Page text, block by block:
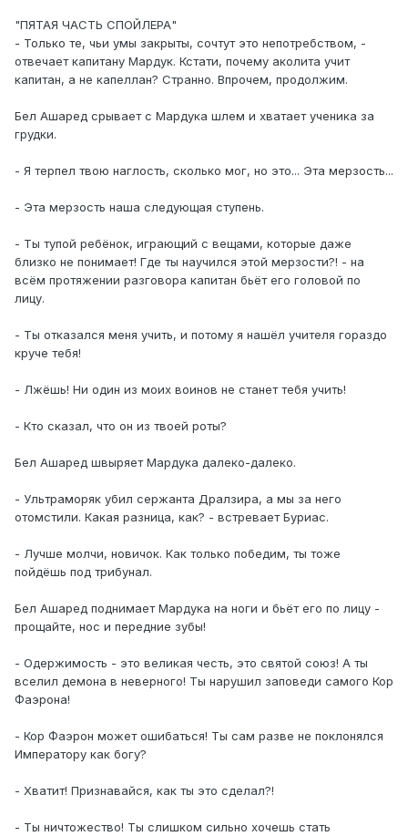
"ПЯТАЯ ЧАСТЬ СПОЙЛЕРА"
- Только те, чьи умы закрыты, сочтут это непотребством, -
отвечает капитану Мардук. Кстати, почему аколита учит
капитан, а не капеллан? Странно. Впрочем, продолжим.
Бел Ашаред срывает с Мардука шлем и хватает ученика за
грудки.
- Я терпел твою наглость, сколько мог, но это... Эта мерзость...
- Эта мерзость наша следующая ступень.
- Ты тупой ребёнок, играющий с вещами, которые даже
близко не понимает! Где ты научился этой мерзости?! - на
всём протяжении разговора капитан бьёт его головой по
лицу.
- Ты отказался меня учить, и потому я нашёл учителя гораздо
круче тебя!
- Лжёшь! Ни один из моих воинов не станет тебя учить!
- Кто сказал, что он из твоей роты?
Бел Ашаред швыряет Мардука далеко-далеко.
- Ультраморяк убил сержанта Дралзира, а мы за него
отомстили. Какая разница, как? - встревает Буриас.
- Лучше молчи, новичок. Как только победим, ты тоже
пойдёшь под трибунал.
Бел Ашаред поднимает Мардука на ноги и бьёт его по лицу -
прощайте, нос и передние зубы!
- Одержимость - это великая честь, это святой союз! А ты
вселил демона в неверного! Ты нарушил заповеди самого Кор
Фаэрона!
- Кор Фаэрон может ошибаться! Ты сам разве не поклонялся
Императору как богу?
- Хватит! Признавайся, как ты это сделал?!
- Ты ничтожество! Ты слишком сильно хочешь стать